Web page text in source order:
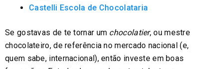
Castelli Escola de Chocolataria
Se gostavas de te tornar um chocolatier, ou mestre
chocolateiro, de referência no mercado nacional (e,
quem sabe, internacional), então investe em boas